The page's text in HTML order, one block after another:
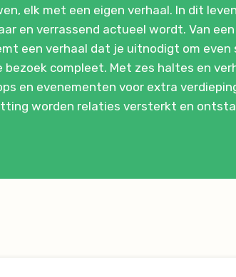
elk met een eigen verhaal. In dit
en verrassend actueel wordt. Van
een verhaal dat je uitnodigt om
compleet. Met zes haltes en
en evenementen voor extra
worden relaties versterkt en